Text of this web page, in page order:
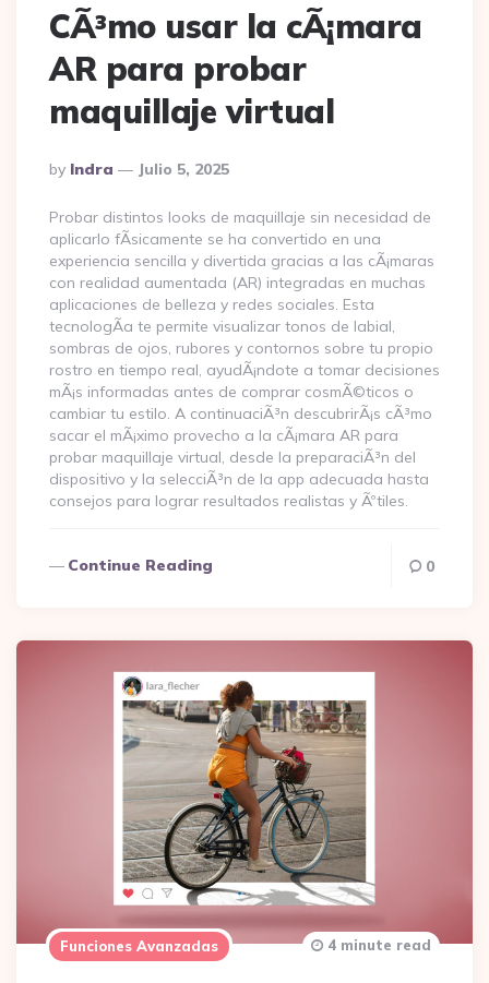
CÃ³mo usar la cÃ¡mara
AR para probar
maquillaje virtual
Posted
By
By Indra Julio 5, 2025
Probar distintos looks de maquillaje sin necesidad de
aplicarlo fÃ­sicamente se ha convertido en una
experiencia sencilla y divertida gracias a las cÃ¡maras
con realidad aumentada (AR) integradas en muchas
aplicaciones de belleza y redes sociales. Esta
tecnologÃ­a te permite visualizar tonos de labial,
sombras de ojos, rubores y contornos sobre tu propio
rostro en tiempo real, ayudÃ¡ndote a tomar decisiones
mÃ¡s informadas antes de comprar cosmÃ©ticos o
cambiar tu estilo. A continuaciÃ³n descubrirÃ¡s cÃ³mo
sacar el mÃ¡ximo provecho a la cÃ¡mara AR para
probar maquillaje virtual, desde la preparaciÃ³n del
dispositivo y la selecciÃ³n de la app adecuada hasta
consejos para lograr resultados realistas y Ãºtiles.
Continue Reading 0
Funciones Avanzadas 4 minute read